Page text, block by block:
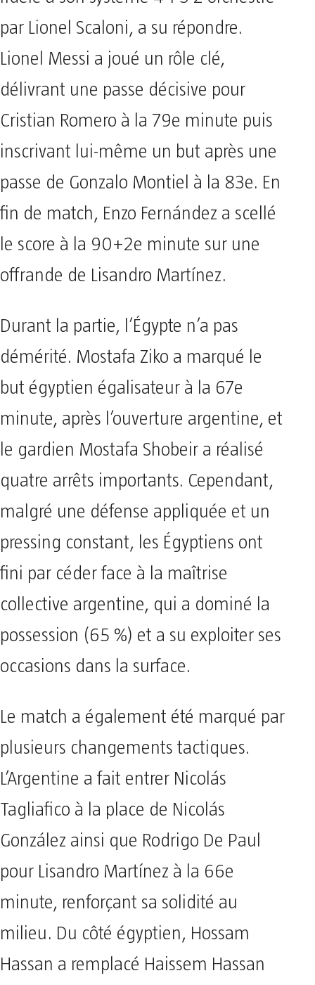
par Lionel Scaloni, a su répondre.
Lionel Messi a joué un rôle clé,
délivrant une passe décisive pour
Cristian Romero à la 79e minute puis
inscrivant lui-même un but après une
passe de Gonzalo Montiel à la 83e. En
fin de match, Enzo Fernández a scellé
le score à la 90+2e minute sur une
offrande de Lisandro Martínez.
Durant la partie, l’Égypte n’a pas
démérité. Mostafa Ziko a marqué le
but égyptien égalisateur à la 67e
minute, après l’ouverture argentine, et
le gardien Mostafa Shobeir a réalisé
quatre arrêts importants. Cependant,
malgré une défense appliquée et un
pressing constant, les Égyptiens ont
fini par céder face à la maîtrise
collective argentine, qui a dominé la
possession (65 %) et a su exploiter ses
occasions dans la surface.
Le match a également été marqué par
plusieurs changements tactiques.
L’Argentine a fait entrer Nicolás
Tagliafico à la place de Nicolás
González ainsi que Rodrigo De Paul
pour Lisandro Martínez à la 66e
minute, renforçant sa solidité au
milieu. Du côté égyptien, Hossam
Hassan a remplacé Haissem Hassan